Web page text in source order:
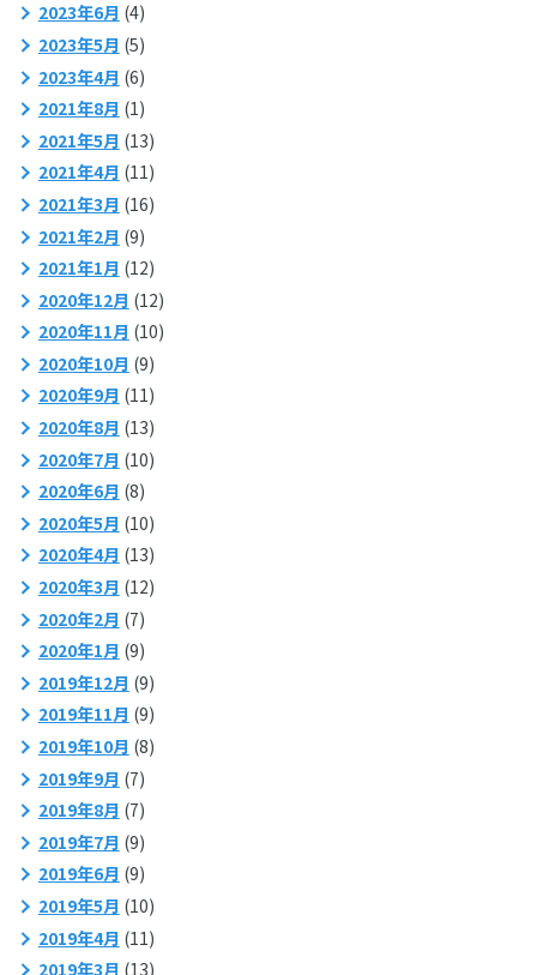
2023年6月 (4)
2023年5月 (5)
2023年4月 (6)
2021年8月 (1)
2021年5月 (13)
2021年4月 (11)
2021年3月 (16)
2021年2月 (9)
2021年1月 (12)
2020年12月 (12)
2020年11月 (10)
2020年10月 (9)
2020年9月 (11)
2020年8月 (13)
2020年7月 (10)
2020年6月 (8)
2020年5月 (10)
2020年4月 (13)
2020年3月 (12)
2020年2月 (7)
2020年1月 (9)
2019年12月 (9)
2019年11月 (9)
2019年10月 (8)
2019年9月 (7)
2019年8月 (7)
2019年7月 (9)
2019年6月 (9)
2019年5月 (10)
2019年4月 (11)
2019年3月 (13)